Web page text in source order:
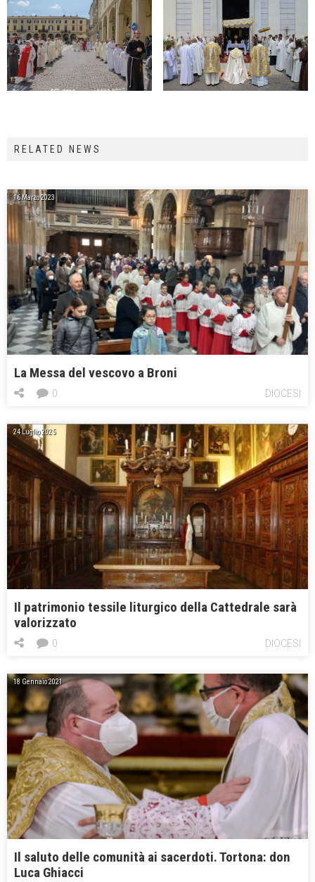
RELATED NEWS
16 Marzo 2023
La Messa del vescovo a Broni
DIOCESI
0
24 Luglio 2025
Il patrimonio tessile liturgico della Cattedrale sarà
valorizzato
DIOCESI
0
18 Gennaio 2021
Il saluto delle comunità ai sacerdoti. Tortona: don
Luca Ghiacci